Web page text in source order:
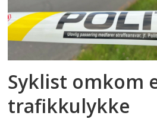
Syklist omkom
trafikkulykke